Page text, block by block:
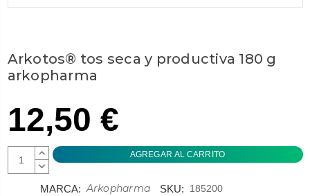
Arkotos® tos seca y productiva 180 g
arkopharma
12,50 €
AUMENTAR
CANTIDAD:
DISMINUIR
MARCA: Arkopharma SKU: 185200